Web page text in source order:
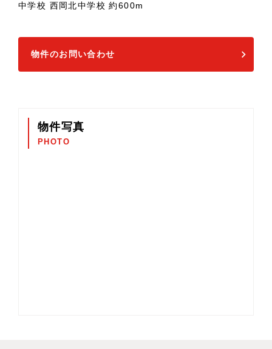
中学校 西岡北中学校 約600m
物件のお問い合わせ
物件写真
PHOTO